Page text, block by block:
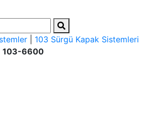
103 Sürgü Kapak Sistemleri
103-6600